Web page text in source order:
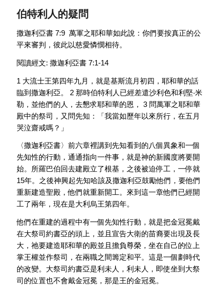
伯特利人的疑問
撒迦利亞書 7:9 萬軍之耶和華如此說：你們要按真正的公
平來審判，彼此以慈愛憐憫相待。
閱讀經文: 撒迦利亞書 7:1-14
1 大流士王第四年九月，就是基斯流月初四，耶和華的話
臨到撒迦利亞。 2 那時伯特利人已經差遣沙利色和利堅‧米
勒，並他們的人，去懇求耶和華的恩， 3 問萬軍之耶和華
殿中的祭司，又問先知：「我當如歷年以來所行，在五月
哭泣齋戒嗎？」
〈撒迦利亞書〉前六章裡講到先知看到的八個異象和一個
先知性的行動，通通指向一件事，就是神的新國度將要開
始。所羅巴伯回去建殿立了根基，之後被迫停工，一停就
15年。之後神興起先知哈該及撒迦利亞鼓勵他們，要他們
重新建造聖殿，他們就重新開工。來到這一章他們已經開
工了兩年，現在是大利烏王第四年。
他們在重建的過程中有一個先知性行動，就是把金冠冕戴
在大祭司約書亞的頭上，並且宣告大衛的苗裔要出現及長
大，祂要建造耶和華的殿並且擔負尊榮，坐在自己的位上
掌王權並作祭司，在兩職之間籌定和平。這是一個劃時代
的改變。大祭司約書亞是利未人，利未人，即使坐到大祭
司的位置也不會戴金冠冕，那是王的金冠冕。